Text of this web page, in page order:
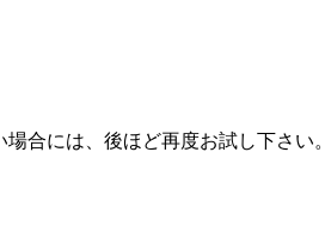
合には、後ほど再度お試し下さい。